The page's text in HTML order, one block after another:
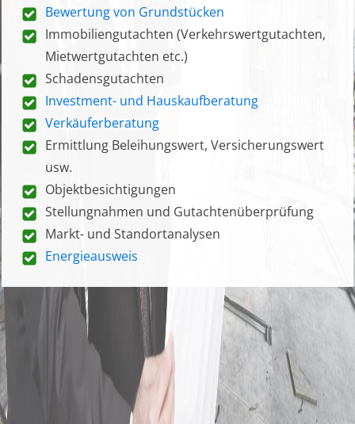
Bewertung von Grundstücken
Immobiliengutachten (Verkehrswertgutachten,
Mietwertgutachten etc.)
Schadensgutachten
Investment- und Hauskaufberatung
Verkäuferberatung
Ermittlung Beleihungswert, Versicherungswert
usw.
Objektbesichtigungen
Stellungnahmen und Gutachtenüberprüfung
Markt- und Standortanalysen
Energieausweis